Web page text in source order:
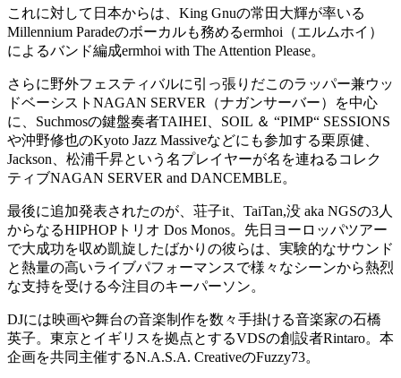
これに対して日本からは、King Gnuの常田大輝が率いる
Millennium Paradeのボーカルも務めるermhoi（エルムホイ）
によるバンド編成ermhoi with The Attention Please。
さらに野外フェスティバルに引っ張りだこのラッパー兼ウッ
ドベーシストNAGAN SERVER（ナガンサーバー）を中心
に、Suchmosの鍵盤奏者TAIHEI、SOIL ＆ “PIMP“ SESSIONS
や沖野修也のKyoto Jazz Massiveなどにも参加する栗原健、
Jackson、松浦千昇という名プレイヤーが名を連ねるコレク
ティブNAGAN SERVER and DANCEMBLE。
最後に追加発表されたのが、荘子it、TaiTan,没 aka NGSの3人
からなるHIPHOPトリオ Dos Monos。先日ヨーロッパツアー
で大成功を収め凱旋したばかりの彼らは、実験的なサウンド
と熱量の高いライブパフォーマンスで様々なシーンから熱烈
な支持を受ける今注目のキーパーソン。
DJには映画や舞台の音楽制作を数々手掛ける音楽家の石橋
英子。東京とイギリスを拠点とするVDSの創設者Rintaro。本
企画を共同主催するN.A.S.A. CreativeのFuzzy73。